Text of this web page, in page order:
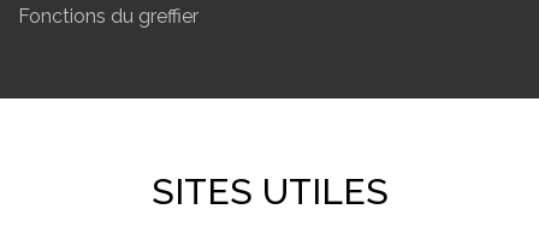
Fonctions du greffier
SITES UTILES